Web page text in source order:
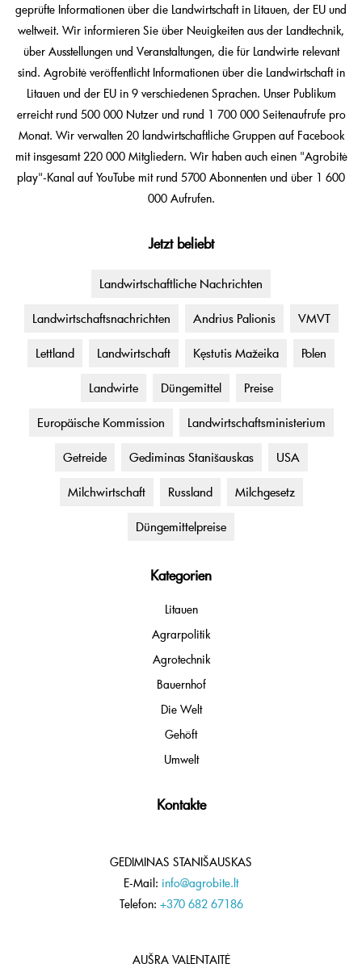
geprüfte Informationen über die Landwirtschaft in Litauen, der EU und
weltweit. Wir informieren Sie über Neuigkeiten aus der Landtechnik,
über Ausstellungen und Veranstaltungen, die für Landwirte relevant
sind. Agrobitė veröffentlicht Informationen über die Landwirtschaft in
Litauen und der EU in 9 verschiedenen Sprachen. Unser Publikum
erreicht rund 500 000 Nutzer und rund 1 700 000 Seitenaufrufe pro
Monat. Wir verwalten 20 landwirtschaftliche Gruppen auf Facebook
mit insgesamt 220 000 Mitgliedern. Wir haben auch einen "Agrobitė
play"-Kanal auf YouTube mit rund 5700 Abonnenten und über 1 600
000 Aufrufen.
Jetzt beliebt
Landwirtschaftliche Nachrichten
Landwirtschaftsnachrichten Andrius Palionis VMVT
Lettland Landwirtschaft Kęstutis Mažeika Polen
Landwirte Düngemittel Preise
Europäische Kommission Landwirtschaftsministerium
Getreide Gediminas Stanišauskas USA
Milchwirtschaft Russland Milchgesetz
Düngemittelpreise
Kategorien
Litauen
Agrarpolitik
Agrotechnik
Bauernhof
Die Welt
Gehöft
Umwelt
Kontakte
GEDIMINAS STANIŠAUSKAS
E-Mail: info@agrobite.lt
Telefon: +370 682 67186
AUŠRA VALENTAITĖ